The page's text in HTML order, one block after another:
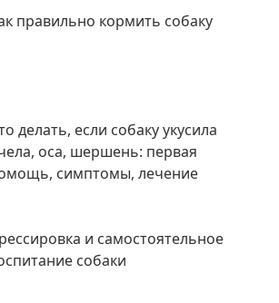
правильно кормить собаку
делать, если собаку укусила
оса, шершень: первая
симптомы, лечение
и самостоятельное
собаки